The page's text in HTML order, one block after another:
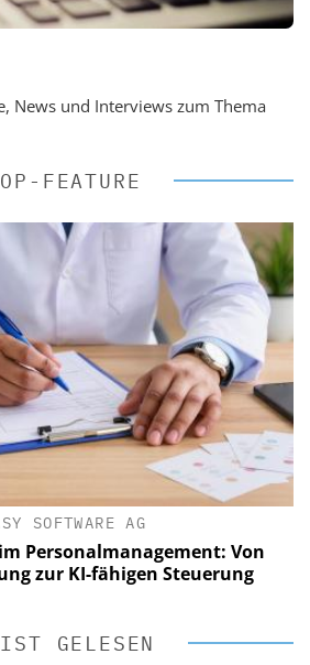
News und Interviews zum Thema
FEATURE
SOFTWARE AG
Personalmanagement: Von
zur KI-fähigen Steuerung
GELESEN